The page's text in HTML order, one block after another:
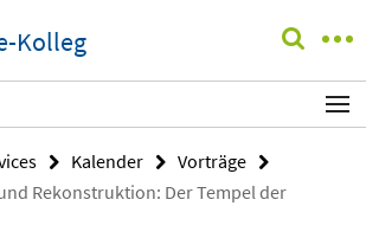
Kolleg
Kalender
Vorträge
Rekonstruktion: Der Tempel der